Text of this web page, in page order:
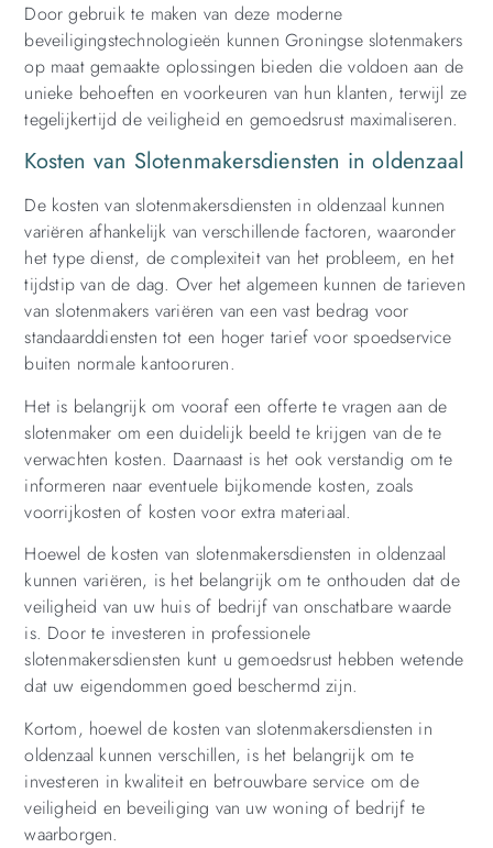
Door gebruik te maken van deze moderne
beveiligingstechnologieën kunnen Groningse slotenmakers
op maat gemaakte oplossingen bieden die voldoen aan de
unieke behoeften en voorkeuren van hun klanten, terwijl ze
tegelijkertijd de veiligheid en gemoedsrust maximaliseren.
Kosten van Slotenmakersdiensten in oldenzaal
De kosten van slotenmakersdiensten in oldenzaal kunnen
variëren afhankelijk van verschillende factoren, waaronder
het type dienst, de complexiteit van het probleem, en het
tijdstip van de dag. Over het algemeen kunnen de tarieven
van slotenmakers variëren van een vast bedrag voor
standaarddiensten tot een hoger tarief voor spoedservice
buiten normale kantooruren.
Het is belangrijk om vooraf een offerte te vragen aan de
slotenmaker om een duidelijk beeld te krijgen van de te
verwachten kosten. Daarnaast is het ook verstandig om te
informeren naar eventuele bijkomende kosten, zoals
voorrijkosten of kosten voor extra materiaal.
Hoewel de kosten van slotenmakersdiensten in oldenzaal
kunnen variëren, is het belangrijk om te onthouden dat de
veiligheid van uw huis of bedrijf van onschatbare waarde
is. Door te investeren in professionele
slotenmakersdiensten kunt u gemoedsrust hebben wetende
dat uw eigendommen goed beschermd zijn.
Kortom, hoewel de kosten van slotenmakersdiensten in
oldenzaal kunnen verschillen, is het belangrijk om te
investeren in kwaliteit en betrouwbare service om de
veiligheid en beveiliging van uw woning of bedrijf te
waarborgen.